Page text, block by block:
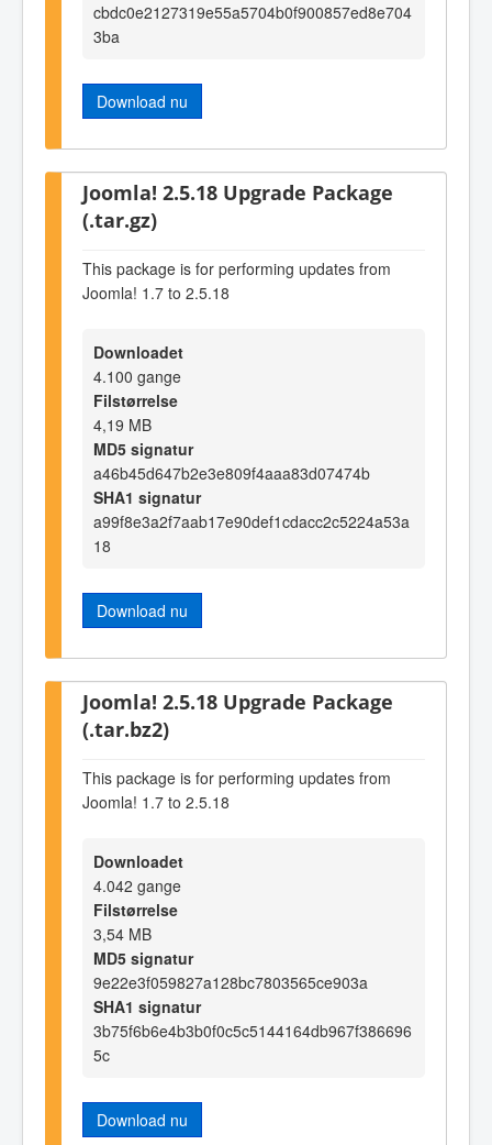
cbdc0e2127319e55a5704b0f900857ed8e704
3ba
Download nu
Joomla! 2.5.18 Upgrade Package
(.tar.gz)
This package is for performing updates from
Joomla! 1.7 to 2.5.18
Downloadet
4.100 gange
Filstørrelse
4,19 MB
MD5 signatur
a46b45d647b2e3e809f4aaa83d07474b
SHA1 signatur
a99f8e3a2f7aab17e90def1cdacc2c5224a53a
18
Download nu
Joomla! 2.5.18 Upgrade Package
(.tar.bz2)
This package is for performing updates from
Joomla! 1.7 to 2.5.18
Downloadet
4.042 gange
Filstørrelse
3,54 MB
MD5 signatur
9e22e3f059827a128bc7803565ce903a
SHA1 signatur
3b75f6b6e4b3b0f0c5c5144164db967f386696
5c
Download nu